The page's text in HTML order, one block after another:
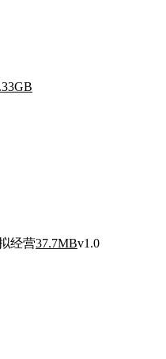
经营37.7MBv1.0